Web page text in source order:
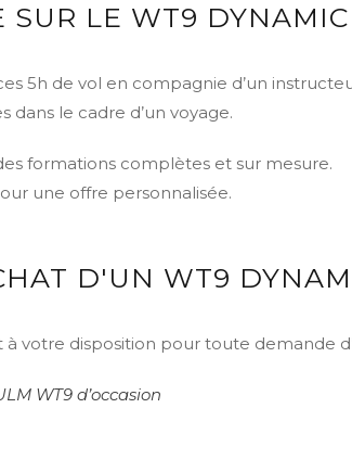
SUR LE WT9 DYNAMIC
5h de vol en compagnie d’un
dans le cadre d’un voyage.
formations complètes et sur mesure.
une offre personnalisée.
D'UN WT9
votre disposition pour toute demande
WT9 d’occasion